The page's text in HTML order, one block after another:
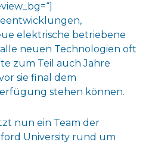
elektrische betriebene
neuen Technologien oft
zum Teil auch Jahre
sie final dem
stehen können.
nun ein Team der
University rund um